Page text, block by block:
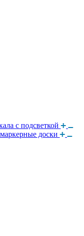
с подсветкой
доски